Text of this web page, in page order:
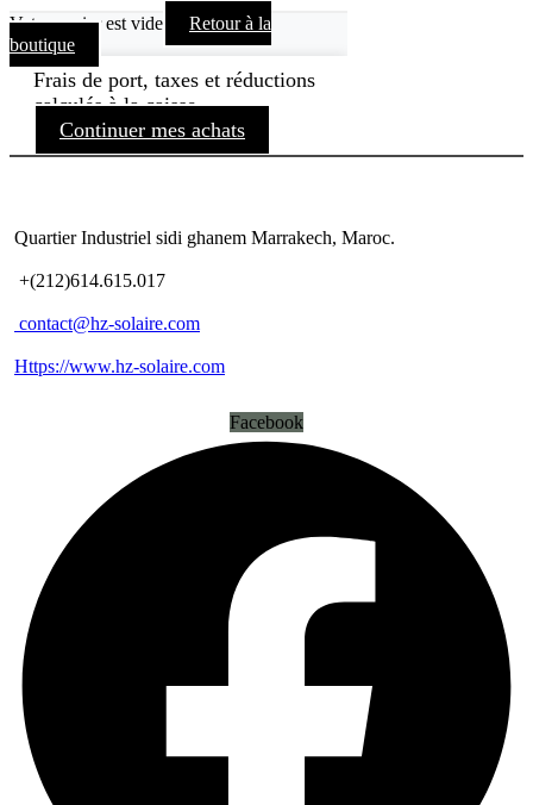
Votre panier est vide
Retour à la
boutique
Frais de port, taxes et réductions
calculés à la caisse.
Continuer mes achats
Quartier Industriel sidi ghanem Marrakech, Maroc.
+(212)614.615.017
contact@hz-solaire.com
Https://www.hz-solaire.com
Facebook